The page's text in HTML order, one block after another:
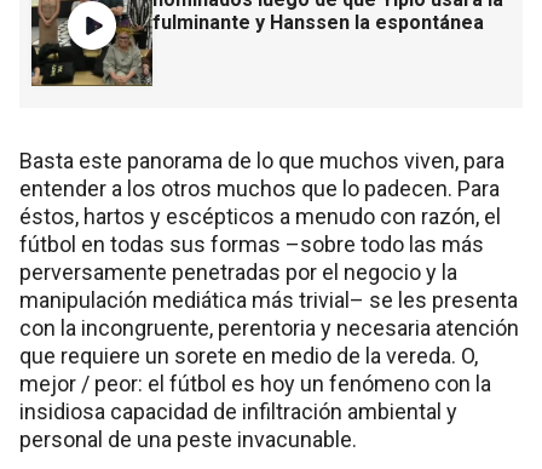
fulminante y Hanssen la espontánea
Basta este panorama de lo que muchos viven, para
entender a los otros muchos que lo padecen. Para
éstos, hartos y escépticos a menudo con razón, el
fútbol en todas sus formas –sobre todo las más
perversamente penetradas por el negocio y la
manipulación mediática más trivial– se les presenta
con la incongruente, perentoria y necesaria atención
que requiere un sorete en medio de la vereda. O,
mejor / peor: el fútbol es hoy un fenómeno con la
insidiosa capacidad de infiltración ambiental y
personal de una peste invacunable.